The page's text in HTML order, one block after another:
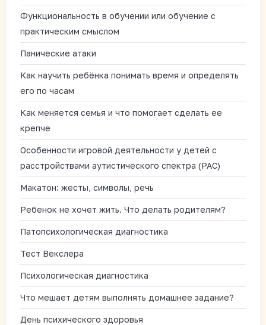
Функциональность в обучении или обучение с
практическим смыслом
Панические атаки
Как научить ребёнка понимать время и определять
его по часам
Как меняется семья и что помогает сделать ее
крепче
Особенности игровой деятельности у детей с
расстройствами аутистического спектра (РАС)
Макатон: жесты, символы, речь
Ребенок не хочет жить. Что делать родителям?
Патопсихологическая диагностика
Тест Векслера
Психологическая диагностика
Что мешает детям выполнять домашнее задание?
День психического здоровья